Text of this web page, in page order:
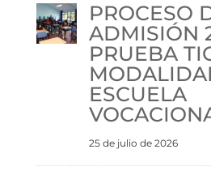
PROCESO
ADMISIÓN
PRUEBA
ESCUELA
25 de julio de 2026